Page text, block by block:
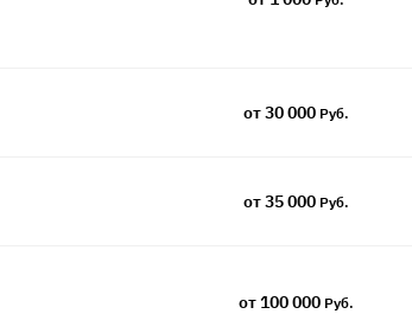
от 30 000 Руб.
от 35 000 Руб.
от 100 000 Руб.